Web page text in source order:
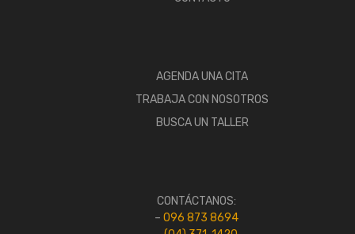
AGENDA UNA CITA
TRABAJA CON NOSOTROS
BUSCA UN TALLER
CONTÁCTANOS:
– 096 873 8694